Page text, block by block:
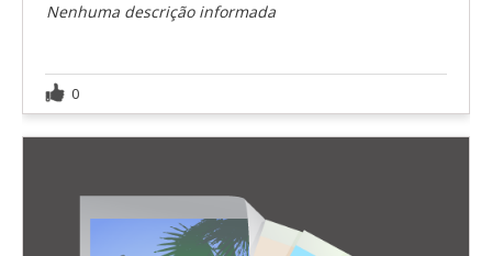
Nenhuma descrição informada
0